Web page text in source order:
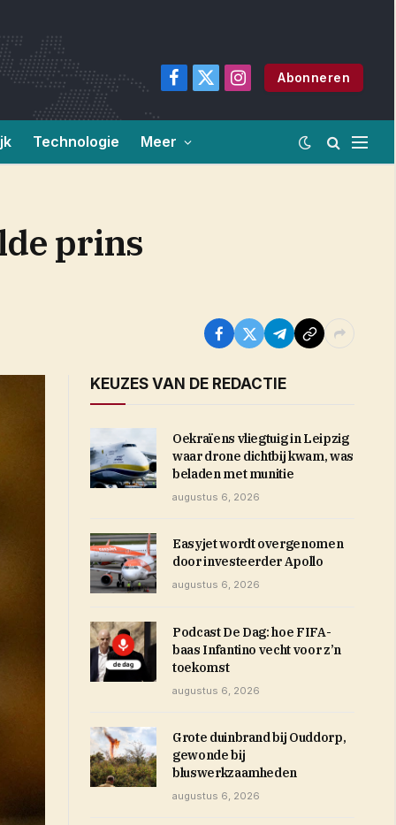
Facebook
X
Instagram
Abonneren
Technologie Meer
prins
KEUZES VAN DE REDACTIE
Oekraïens vliegtuig in Leipzig
waar drone dichtbij kwam, was
beladen met munitie
augustus 6, 2026
Easyjet wordt overgenomen
door investeerder Apollo
augustus 6, 2026
Podcast De Dag: hoe FIFA-
baas Infantino vecht voor z’n
toekomst
augustus 6, 2026
Grote duinbrand bij Ouddorp,
gewonde bij
bluswerkzaamheden
augustus 6, 2026